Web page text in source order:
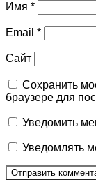
Имя *
Email *
Сайт
Сохранить
браузере для
Уведомить
Уведомлять